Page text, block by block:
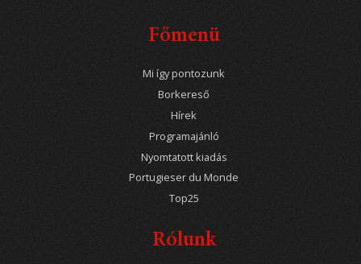
Főmenü
Mi így pontozunk
Borkereső
Hírek
Programajánló
Nyomtatott kiadás
Portugieser du Monde
Top25
Rólunk